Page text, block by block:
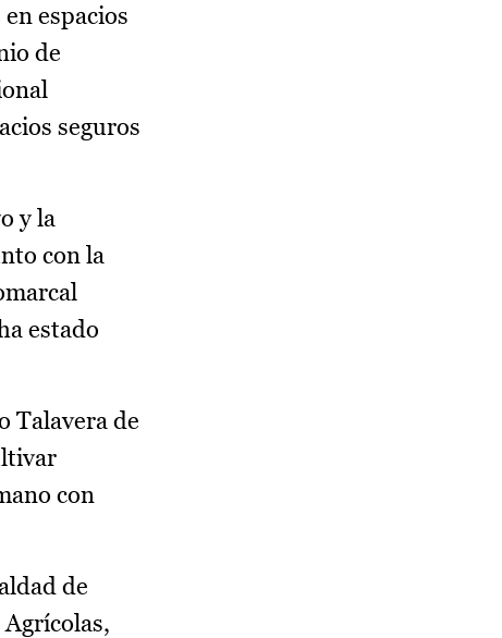
espacios
de
seguros
y la
con la
estado
Talavera de
con
de